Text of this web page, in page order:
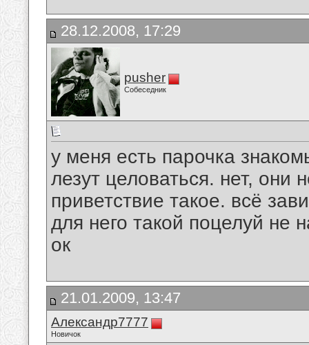
28.12.2008, 17:29
pusher
Собеседник
у меня есть парочка
лезут целоваться. нет, они
приветствие такое. всё
для него такой поцелуй не
ок
21.01.2009, 13:47
Александр7777
Новичок